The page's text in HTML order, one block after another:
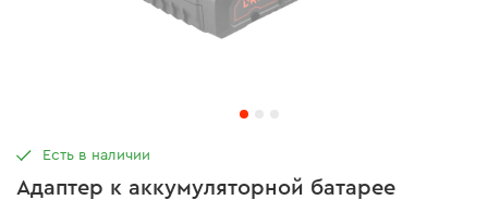
Адаптер к аккумуляторной батарее
Есть в наличии